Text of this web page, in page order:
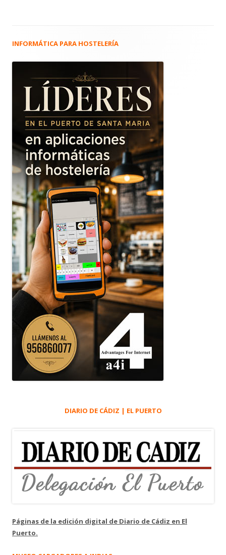
Barra
principal
INFORMÁTICA PARA HOSTELERÍA
DIARIO DE CÁDIZ | EL PUERTO
Páginas de la edición digital de Diario de Cádiz en El
Puerto.